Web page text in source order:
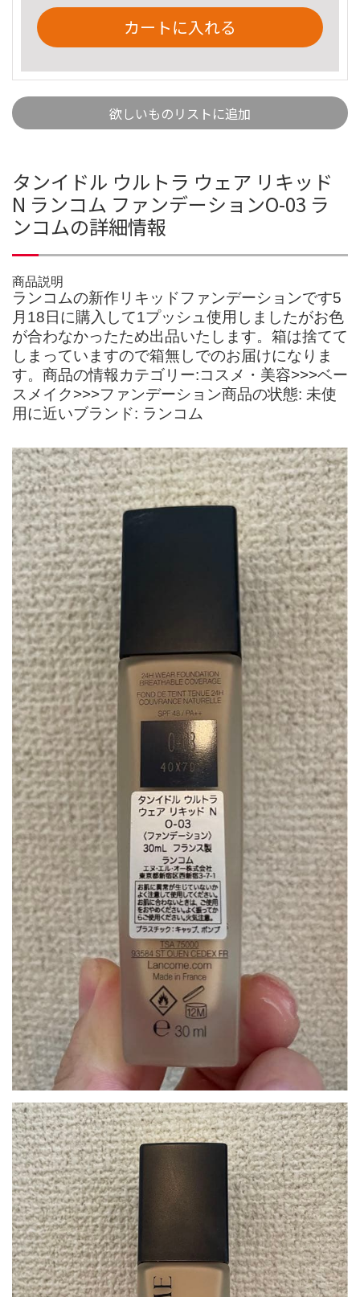
カートに入れる
欲しいものリストに追加
タンイドル ウルトラ ウェア リキッド
N ランコム ファンデーションO-03 ラ
ンコムの詳細情報
商品説明
ランコムの新作リキッドファンデーションです5
月18日に購入して1プッシュ使用しましたがお色
が合わなかったため出品いたします。箱は捨てて
しまっていますので箱無しでのお届けになりま
す。商品の情報カテゴリー:コスメ・美容>>>ベー
スメイク>>>ファンデーション商品の状態: 未使
用に近いブランド: ランコム